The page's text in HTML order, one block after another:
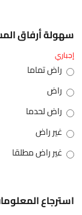
سهولة أرفاق
إجباري
راض تماما
راض
راض لحدما
غير راض
غير راض مطلقا
استرجاع